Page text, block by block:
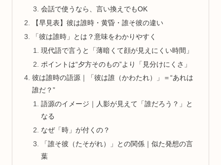
会話で使うなら、言い換えでもOK
【早見表】彼は誰時・黄昏・誰そ彼の違い
「彼は誰時」とは？意味をわかりやすく
現代語で言うと「薄暗くて顔が見えにくい時間」
ポイントは“夕方そのもの”より「見分けにくさ」
彼は誰時の語源｜「彼は誰（かわたれ）」＝“あれは
誰だ？”
語源のイメージ｜人影が見えて「誰だろう？」と
なる
なぜ「時」が付くの？
「誰そ彼（たそがれ）」との関係｜似た発想の言
葉